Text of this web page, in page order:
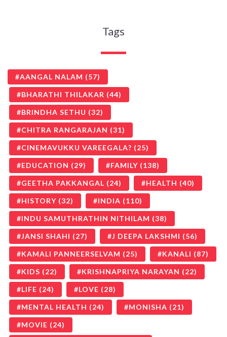
Tags
AANGAL NALAM (57)
BHARATHI THILAKAR (44)
BRINDHA SETHU (32)
CHITRA RANGARAJAN (31)
CINEMAVUKKU VAREEGALA? (25)
EDUCATION (29) FAMILY (138)
GEETHA PAKKANGAL (24) HEALTH (40)
HISTORY (32) INDIA (110)
INDU SAMUTHRATHIN NITHILAM (38)
JANSI SHAHI (27) J DEEPA LAKSHMI (56)
KAMALI PANNEERSELVAM (25) KANALI (87)
KIDS (22) KRISHNAPRIYA NARAYAN (22)
LIFE (24) LOVE (28)
MENTAL HEALTH (24) MONISHA (21)
MOVIE (24)